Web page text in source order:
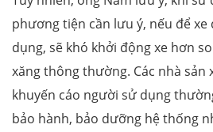
phương tiện cần lưu ý, nếu để xe
dụng, sẽ khó khởi động xe hơn
xăng thông thường. Các nhà sản
khuyến cáo người sử dụng
bảo hành, bảo dưỡng hệ thống